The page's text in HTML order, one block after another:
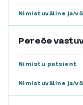
Nimistuväline ja/
Pereõe
Nimistu patsient
Nimistuväline ja/